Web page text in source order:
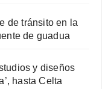
de tránsito en la
de guadua
y diseños
hasta Celta